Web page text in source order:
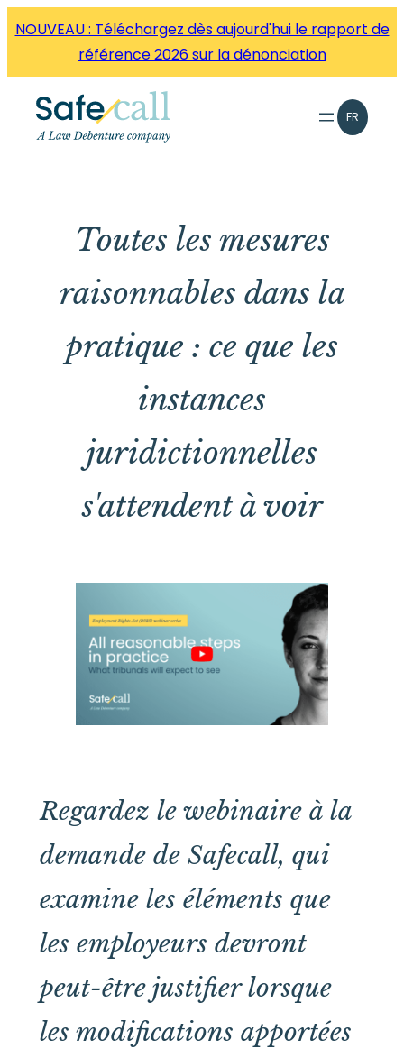
directement
contenu
NOUVEAU : Téléchargez dès aujourd'hui le rapport de
référence 2026 sur la dénonciation
FR
Toutes les mesures
raisonnables dans la
pratique : ce que les
instances
juridictionnelles
s'attendent à voir
Regardez le webinaire à la
demande de Safecall, qui
examine les éléments que
les employeurs devront
peut-être justifier lorsque
les modifications apportées